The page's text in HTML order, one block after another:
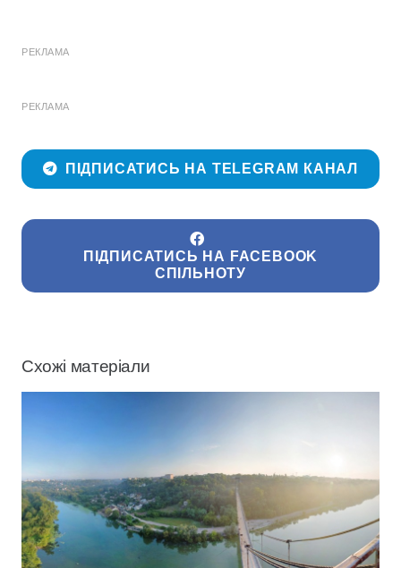
РЕКЛАМА
РЕКЛАМА
ПІДПИСАТИСЬ НА TELEGRAM КАНАЛ
ПІДПИСАТИСЬ НА FACEBOOK
СПІЛЬНОТУ
Схожі матеріали